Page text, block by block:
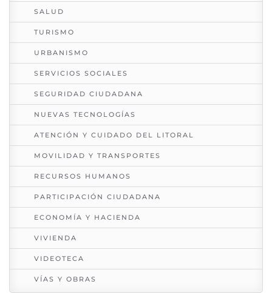
SALUD
TURISMO
URBANISMO
SERVICIOS SOCIALES
SEGURIDAD CIUDADANA
NUEVAS TECNOLOGÍAS
ATENCIÓN Y CUIDADO DEL LITORAL
MOVILIDAD Y TRANSPORTES
RECURSOS HUMANOS
PARTICIPACIÓN CIUDADANA
ECONOMÍA Y HACIENDA
VIVIENDA
VIDEOTECA
VÍAS Y OBRAS